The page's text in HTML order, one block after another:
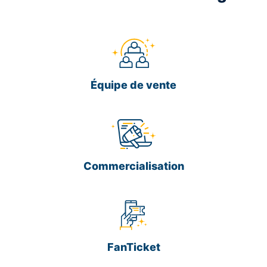
Équipe de vente
Commercialisation
FanTicket